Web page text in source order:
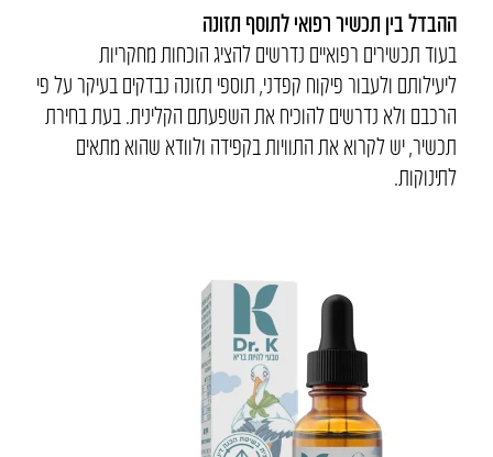
ההבדל בין תכשיר רפואי לתוסף תזונה
בעוד תכשירים רפואיים נדרשים להציג הוכחות מחקריות
ליעילותם ולעבור פיקוח קפדני, תוספי תזונה נבדקים בעיקר על פי
הרכבם ולא נדרשים להוכיח את השפעתם הקלינית. בעת בחירת
תכשיר, יש לקרוא את התוויות בקפידה ולוודא שהוא מתאים
לתינוקות.